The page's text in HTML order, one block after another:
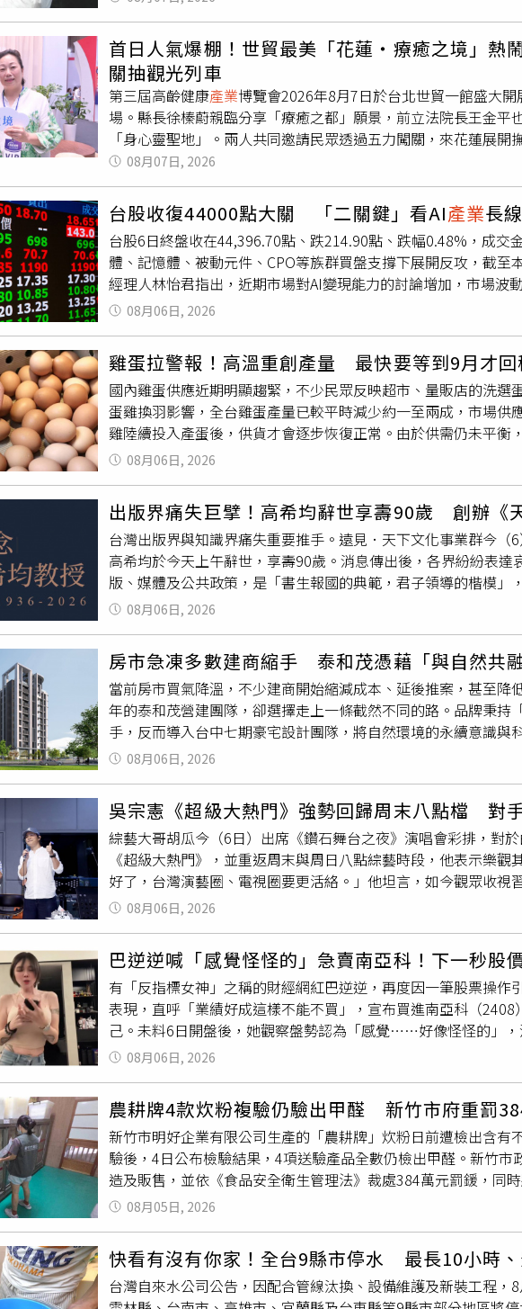
熱能與水氣，增加豪雨、雷暴、熱帶氣旋及其他極端天氣事件
險。專家認為，海洋暖化已不再只是科學報告中的數據，而是逐
測數據到遊客親身感受，都顯示今年地中海正經歷近年最強烈的
有效減少，未來類似高溫事件恐將變得更加頻繁且持續時間更長
影響。
續提升桃園整體競爭力與城市形象。
關證明文件，提供的資料也不足以證明產品標示內容屬實，因
不實裁處300萬元罰鍰。除了威加公司外，衛生局也持續向上追
工廠販售的「東山苦茶油」檢出苯駢芘超標，調查發現聚興是向
製油工廠所使用的油品則由台北市緯承實業股份有限公司供應。
清。此外，台北市衛生局查出，緯承實業除供應上述油品外，
通知相關地方衛生局同步展開稽查，確認各業者原料來源、製
定，避免問題產品持續流入市面。因近期各地衛生機關及業者
三波擴大抽驗，除鎖定苦茶油製造業者及農友自製產品外，也將
及網路購物平台販售的各類油品，並針對新聞事件涉及品牌加強
後供農民作為基肥使用的豆粕，以及市售飼料是否殘留苯駢芘，
調，將持續配合中央及各縣市衛生單位追查問題油品流向，並
違反《食品安全衛生管理法》情形，將依法嚴辦，以維護消費者
釐清，他認為當初散播錯誤指控者，應為相關言論負起責任，
示，慈濟屬於受害者，真正應受到譴責的是涉嫌詐騙的不法人士
出，疫情最嚴峻時，社會對疫苗需求十分迫切，也讓詐騙集團有
或未來，類似詐騙案件都可能發生，民眾在面臨重大事件或急迫
政府已多次提醒，個人或單一民間團體幾乎不可能直接向疫苗
其真實性。他指出，政府當時也接獲不少相關訊息，均逐案查證
示，疫情期間許多議題遭到誤解甚至扭曲，也讓防疫工作承受
首日人氣爆棚！世貿最美「花蓮‧療癒之境」
關抽觀光列車
第三屆高齡健康產業博覽會2026年8月7日於台北世貿一館盛大
場。縣長徐榛蔚親臨分享「療癒之都」願景，前立法院長王金
「身心靈聖地」。兩人共同邀請民眾透過五力闖關，來花蓮展
起至8月9日在台北世貿一館登場，花蓮縣政府邀請民眾把握週
號觀光列車車票。(圖片提供／花蓮縣政府)跨界樂聲揭開序幕，
造的「花蓮‧療癒之境」主題展區是首日最大亮點！開幕活動熱
以東方琵琶的清脆弦音融合西方大提琴的渾厚呢喃，象徵花蓮自
際，花蓮縣長徐榛蔚與前立法院長王金平都到場力挺，為活動
的回憶，並肯定花蓮結合觀光、休閒與醫療發展，打造療癒旅
府)前立法院長王金平致詞時回憶，早年曾在花蓮服役並居住過
「花蓮人非常有福氣」。他特別讚賞縣長徐榛蔚帶領縣府團隊，
靈的療癒寶地。王金平期盼，未來能進一步將花蓮推廣至國際
球知名的「身心靈聖地」。花蓮縣長徐榛蔚表示，現代人生活離
的身體與周遭環境，她提到，從走進「花蓮．療癒之境」時聽見
身心，並從眼、耳、口、鼻、身等五感出發，串聯身體力、修
蓮長期推動的「吃在地、用在地」，以及天地人共生、食療養身
驗、在地飲食、自然香氛與交流空間，重新找回被忙碌生活拉
惜自己與家人。徐榛蔚最後也向大家喊話，現在就買張車票到花
福。走進「花蓮．療癒之境」時聽見的音樂開始，就希望透過
感受花蓮慢活療癒的生活哲學。(圖片提供／花蓮縣政府)打開任
意門一秒置身花蓮山海。現場推出超好玩的「集章五力體驗」
食養力等挑戰，就能獲得小石花質感環保袋等專屬限量好禮。為
供的智能站坐兩用橢圓健身機。其低衝擊、護關節的平滑踩踏設
暢快運動的樂趣，現場掃描 QR Code 前往官網，還能將更多實
是另一大驚喜。現場瀰漫著由「阿原」特別打造的專屬花蓮香，
次呼吸都像漫步於雲霧繚繞的山谷，從嗅覺直接啟動修復力。只
屬香氛卡與旅用皂等驚喜好康。「花蓮‧療癒之境」展區規劃五
及自然香氛，吸引大批民眾排隊參與。(圖片提供／花蓮縣政府)
三天登場的「名家沙龍」場場精彩，邀請花蓮縣政府衛生局長
高山森林基地創辦人馬中原等多位重量級講者，從健康旅遊到
樣活力滿滿：8月8日（第二天）由派對有氧雅盈老師帶領「樂
受健康活力；8月9日（第三天）則由活躍於花蓮的「藝舞蓉舞
現阿美族語中牽手相連的文化魅力。最令人期待的，是連續三
不僅能拿限量好禮，每日還將壓軸抽出一組（2人）價值約 7,800
趁著週末展期，快帶全家大小來世貿一館 D208「花蓮‧療癒之
08月07日, 2026
台股收復44000點大關 「二關鍵」看AI產業長
台股6日終盤收在44,396.70點、跌214.90點、跌幅0.48%，成
體、記憶體、被動元件、CPO等族群買盤支撐下展開反攻，截
經理人林怡君指出，近期市場對AI變現能力的討論增加，市場波
動AI基礎建設投資，相關資本支出規劃並未出現明顯改變。林怡
供應鏈相關族群的跡象，半導體、軟體及雲端基礎建設等領域
主要受惠於市場對美伊談判進展轉趨樂觀，美國財政部長貝森特
荷姆茲海峽，帶動油價回落、美債殖利率下滑，市場風險情緒
業獲利展現韌性，市場焦點也逐漸由地緣政治風險轉向企業基本
08月06日, 2026
雞蛋拉警報！高溫重創產量 最快要等到9月才回
國內雞蛋供應近期明顯趨緊，不少民眾反映超市、量販店的洗
蛋雞換羽影響，全台雞蛋產量已較平時減少約一至兩成，市場
雞陸續投入產蛋後，供貨才會逐步恢復正常。由於供需仍未平
及幅度尚未拍板。養雞協會秘書長王建培指出，今年夏季高溫
供應量比平常減少約10%至20%，近期市場缺蛋情形因此更加
在產量下滑的情況下，符合洗選標準的雞蛋同步減少，使超市、
隨著新一批蛋雞陸續成熟投入產蛋，市場供應最快可望於9月逐
供需失衡，養雞協會已與產銷端討論調整全品項雞蛋價格，希
調漲及實際漲幅。王建培指出，即使每盒雞蛋調漲3至5元，平
影響相對有限。王建培坦言，國內雞蛋市場幾乎每年夏天都會受
低高溫造成的衝擊，養雞協會近年持續協助蛋農改善雞舍設備，
溫系統、降低飼養密度等，希望減少熱緊迫對蛋雞產蛋的影響。
生產穩定性。此外，暑假旅遊旺季也推升部分地區的雞蛋需求
西部跨區調度供應，因此受到運輸成本影響，當地雞蛋售價可
格變化。
08月06日, 2026
出版界痛失巨擘！高希均辭世享壽90歲 創辦《
台灣出版界與知識界痛失重要推手。遠見．天下文化事業群今
高希均於今天上午辭世，享壽90歲。消息傳出後，各界紛紛表
版、媒體及公共政策，是「書生報國的典範，君子領導的楷模
留下閱讀、思辨與進步觀念等珍貴精神資產，持續影響後世。
前往美國深造，1964年取得美國密西根州立大學經濟發展博士
理教授、正教授及經濟系主任，並持續投入經濟發展研究與英
獲選美國最傑出教育家，1974年獲頒威斯康辛大學傑出教授獎，
所學投入公共事務，自1969年起陸續擔任行政院各部會顧問及
規劃，長期關注台灣經濟發展、教育改革及公共治理，希望透
術成就，高希均在出版與閱讀推廣上的影響更為深遠。他先後
下文化》出版社，再創辦《遠見雜誌》，2002年進一步推出「
「遠見．天下文化事業群」，數十年來以傳播知識、推廣閱讀
灣出版產業與華文閱讀文化。除了建立出版平台，高希均也持續
力大師麥可．波特，以及管理學者韓第、彼得．聖吉、約瑟夫．
台演講、出版及交流，希望讓台灣社會掌握全球趨勢，促進公共
餘部作品，大陸也出版多部著作。其中《天下哪有白吃的午餐
多讀者接觸經濟、管理及公共議題的重要啟蒙作品。今年90歲
餐」到「和平幸福」》，回顧自己的人生歷程，也再次傳達對閱
希均也獲得各界高度肯定，一生榮獲三座圖書金鼎獎、三所大
章，以表彰他長年在教育、文化、出版及公共事務上的卓越貢獻
他曾提出「閱讀能救一個人，觀念可以改變一個國家」的理念，
更可怕」、「讀一流書、做一流人、建一流社會」、「書櫃代替
「人做對，事就做對」、「戰爭沒有贏家，和平沒有輸家」及「
者與企業經營者。遠見．天下文化表示，高希均完成奉獻的一生
續推廣閱讀、傳播進步觀念及推動文明社會的使命，讓他珍視的
屬意願及高希均生前遺願，一切從簡，不設靈堂、不舉行公祭
踐，紀念這位一生奉獻知識與文化的出版先驅。高希均長年推動
／翻攝自臉書，天下文化 ）
08月06日, 2026
房市急凍多數建商縮手 泰和茂憑藉「與自然共
當前房市買氣降溫，不少建商開始縮減成本、延後推案，甚至
年的泰和茂營建團隊，卻選擇走上一條截然不同的路。品牌秉
手，反而導入台中七期豪宅設計團隊，將自然環境的永續意識
隨著社會型態改變與ESG環境永續意識抬頭，過去以透天為主
豐富公設的大樓發展。在這波城市革新的浪潮中，泰和茂已成
學與住宅生活的無聲革命。繼「昕城」獲得羅馬、倫敦建築設
設計金獎殊榮，泰和茂無疑是彰化建築美學躍上國際舞台的背後
學」鑄造安心建築不同於許多從土地開發起家的建商，泰和茂擁
價值，不僅在於美輪美奐的外觀，更建立在結構安全與施工品
美」奉為圭臬，透過數據化將「細節」視為品管核心。從基地
嚴謹流程；更不惜時間與成本，主動進行地質改良、自主結構審
築都能挺過最嚴格的安全考驗。導入七期豪宅規格，彰化美學
商仍以成本為優先考量時，泰和茂反其道而行，重金將七期豪宅
員林「昕居」與花壇「昕城」兩案，接連奪下羅馬、東京、倫敦
都會區的大型建商包辦。如今，一家來自彰化的建設品牌站上了
讓地方住宅與國際建築美學接軌。泰和茂強調與自然和諧共生的
括空間設計、規劃與建材配備等，皆採用台中高端住宅規格精
融」打造健康好宅在奪目的設計光環背後，泰和茂更在乎的是「
冷的商品，而是乘載日常生活的容器。在選址與產品規劃上，
準2至3房為主力，堅持每間衛浴皆配置對外窗，以達到最佳通風
茂希望透過建築與自然環境的和諧對話，打造具備健康、舒適與
城市蛻變新地標伴隨「昕城」與「昕居」獲得市場熱烈迴響，泰
「田中雙鐵特區」（彰化高鐵特區與田中火車站生活圈）。泰
地距車站步行僅約3分鐘，預計規劃14層住宅大樓。期盼未來無
一眼，看見的不只是新的建築，而是一座城市持續蛻變的風貌。
為彰化塑造更多具代表性的城市新地標。
08月06日, 2026
吳宗憲《超級大熱門》強勢回歸周末八點檔 對
綜藝大哥胡瓜今（6日）出席《鑽石舞台之夜》演唱會彩排，對
《超級大熱門》，並重返周末與周日八點綜藝時段，他表示樂
好了，台灣演藝圈、電視圈要更活絡。」他坦言，如今觀眾收
視的人越來越少，有時我們周六也有應酬，回來都看網路，現
的正向刺激，「所以任何人從
典組成的綜藝黃金鐵三角主持的《超級大熱門》，今日首度進
得金鐘獎肯定，如今在觀眾期待下再度合體，不僅象徵經典組合
吳宗憲、Lulu與陳漢典組成的綜藝黃金鐵三角主持的《超級大熱
將以「最強笑星」為主題，集結綜藝笑星、模仿高手及重量級藝
重現台灣綜藝節目的熱鬧氛圍。節目另一大單元「超級巨星秀」
人帶來限定演出，從經典金曲、流行舞蹈到懷舊秀場與最新潮流
08月06日, 2026
巴逆逆喊「感覺怪怪的」急賣南亞科！下一秒
有「反指標女神」之稱的財經網紅巴逆逆，再度因一筆股票操
表現，直呼「業績好成這樣不能不買」，宣布買進南亞科（
己。未料6日開盤後，她觀察盤勢認為「感覺……好像怪怪的」
紅，讓網友笑稱「反指標女神」再度發威，紛紛留言「感謝女
攻至4萬4000點，雖然6日大盤拉回整理，但記憶體族群仍維持
人關注焦點。巴逆逆5日在臉書分享交易紀錄，表示看好記憶體
這筆投資替自己賺到一套SPA用品。不過，她隔天上午隨即貼出
場氣氛有些不太對，因此選擇先把資金收回。她分析，這波行
續恐怕還有更大的修正空間，「如果是的話，下一次下墜會很
決定先退場觀望，避免損失擴大。沒想到，她公布賣股消息後不
出，早盤一度下探436元，低於前一個交易日445元收盤價，但
續擴大漲幅，盤中最高來到462.5元；截至中午左右，股價約
張，交投相當熱絡。貼文曝光後，大批網友立即湧入留言區朝聖
女神饒命」、「感謝女神放過南亞科」、「感恩的心，感謝有妳
氣」、「09:31賣、10點就V轉，這是什麼神秘力量」、「再次
08月06日, 2026
農耕牌4款炊粉複驗仍驗出甲醛 新竹市府重罰
新竹市明好企業有限公司生產的「農耕牌」炊粉日前遭檢出含
驗後，4日公布檢驗結果，4項送驗產品全數仍檢出甲醛。新竹
造及販售，並依《食品安全衛生管理法》裁處384萬元罰鍰，同
出，本次完成複驗的產品包括農耕牌南瓜炊粉、大燕麥炊粉、
經查核後，認定業者違反《食品安全衛生管理法》第15條第1
害程度等因素，最終裁處384萬元，希望藉此遏止違法行為，維
南市政府於5月底執行稽查時，驗出產品含有甲醛。新竹市政府
08月05日, 2026
快看有沒有你家！全台9縣市停水 最長10小時
台灣自來水公司公告，因配合管線汰換、設備維護及新裝工程，